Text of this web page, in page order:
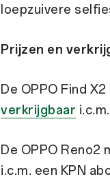
loepzuivere
Prijzen en
De OPPO Find
verkrijgbaar
De OPPO Reno2
i.c.m. een KPN